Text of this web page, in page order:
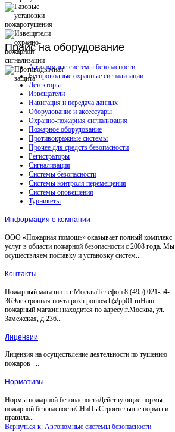
Прайсна оборудование
Автономные системы безопасности
Беспроводные охранные сигнализации
Детекторы
Извещатели
Навигация и передача данных
Оборудование и аксессуары
Охранно-пожарная сигнализация
Пожарное оборудование
Противокражные системы
Прочее для средств безопасности
Регистраторы
Сигнализация
Системы безопасности
Системы контроля перемещения
Системы оповещения
Турникеты
Информация о компании
ООО «Пожарная помощь» оказывает полный комплекс
услуг в области пожарной безопасности с 2008 года. Мы
осуществляем поставку и установку систем...
Контакты
Пожарный магазин в г.МоскваТелефон:8 (495) 021-54-
36Электронная почта:pozh.pomosch@pp01.ruНаш
пожарный магазин находится по адресу:г.Москва, ул.
Замежская, д.236...
Лицензии
Лицензия на осуществление деятельности по тушению
пожаров ...
Нормативы
Нормы пожарной безопасностиДействующие нормы
пожарной безопасностиСНиПыСтроительные нормы и
правила...
Вернуться к: Автономные системы безопасности